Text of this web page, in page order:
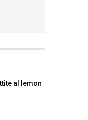
al lemon